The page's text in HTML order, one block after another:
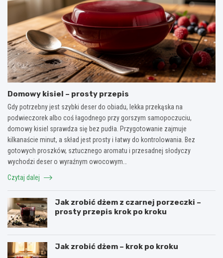
Domowy kisiel – prosty przepis
Gdy potrzebny jest szybki deser do obiadu, lekka przekąska na
podwieczorek albo coś łagodnego przy gorszym samopoczuciu,
domowy kisiel sprawdza się bez pudła. Przygotowanie zajmuje
kilkanaście minut, a skład jest prosty i łatwy do kontrolowania. Bez
gotowych proszków, sztucznego aromatu i przesadnej słodyczy
wychodzi deser o wyraźnym owocowym…
Czytaj dalej
Jak zrobić dżem z czarnej porzeczki –
prosty przepis krok po kroku
Jak zrobić dżem – krok po kroku